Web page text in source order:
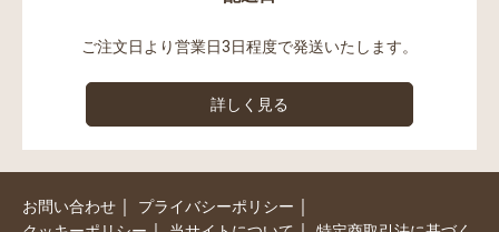
ご注文日より営業日3日程度で発送いたします。
詳しく見る
お問い合わせ ｜ プライバシーポリシー ｜